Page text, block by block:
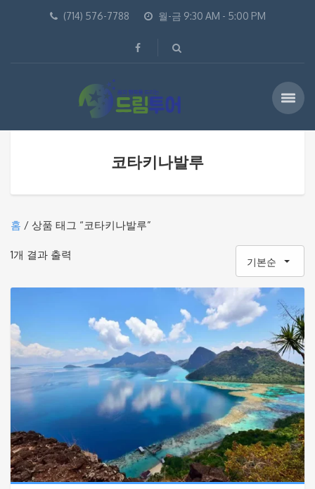
(714) 576-7788 월-금 9:30 AM - 5:00 PM
코타키나발루
홈 / 상품 태그 “코타키나발루”
1개 결과 출력
기본순